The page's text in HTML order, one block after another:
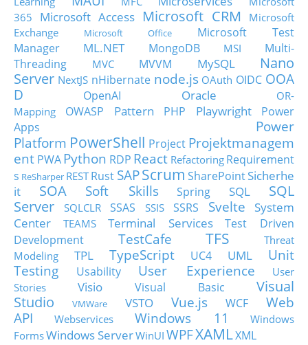
365
Microsoft Access Microsoft CRM
Microsoft
Exchange
Microsoft Office
Microsoft Test
Manager
ML.NET MongoDB MSI
Multi-
Threading
MVC MVVM MySQL
Nano
Server NextJS nHibernate node.js OAuth OIDC OOA
D
OpenAI Oracle
OR-
Mapping
OWASP Pattern PHP Playwright
Power
Apps
Power
Platform PowerShell Project Projektmanagem
ent PWA Python RDP React Refactoring Requirement
s ReSharper RESTRust SAPScrum SharePointSicherhe
it
SOA Soft Skills Spring SQL
SQL
Server
SQLCLR SSAS SSIS SSRS Svelte
System
Center
TEAMS Terminal Services
Test Driven
Development
TestCafe TFS
Threat
Modeling
TPL TypeScript UC4 UML
Unit
Testing
Usability User Experience
User
Stories
Visio Visual Basic
Visual
Studio
VMWare VSTO Vue.js WCF
Web
API
Webservices Windows 11
Windows
FormsWindows ServerWinUI WPFXAMLXML